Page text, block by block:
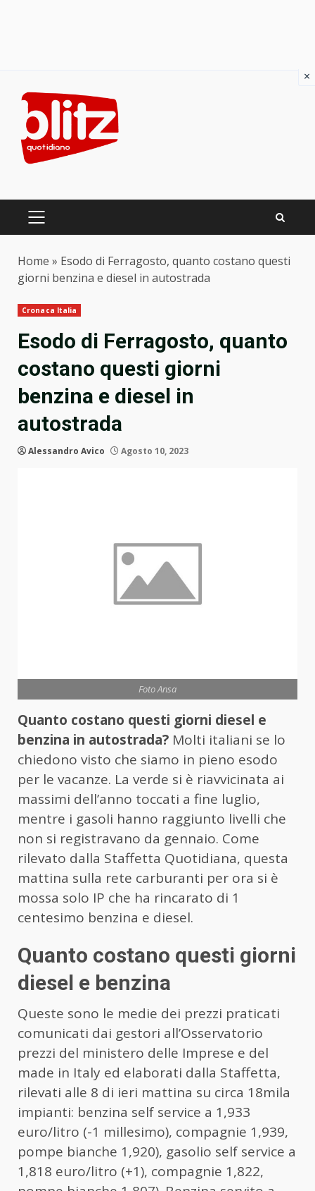
content
PRIMARY
Home » Esodo di Ferragosto, quanto costano questi
giorni benzina e diesel in autostrada
Cronaca Italia
Esodo di Ferragosto, quanto
costano questi giorni
benzina e diesel in
autostrada
Alessandro Avico Agosto 10, 2023
Foto Ansa
Quanto costano questi giorni diesel e
benzina in autostrada? Molti italiani se lo
chiedono visto che siamo in pieno esodo
per le vacanze. La verde si è riavvicinata ai
massimi dell’anno toccati a fine luglio,
mentre i gasoli hanno raggiunto livelli che
non si registravano da gennaio. Come
rilevato dalla Staffetta Quotidiana, questa
mattina sulla rete carburanti per ora si è
mossa solo IP che ha rincarato di 1
centesimo benzina e diesel.
Quanto costano questi giorni
diesel e benzina
Queste sono le medie dei prezzi praticati
comunicati dai gestori all’Osservatorio
prezzi del ministero delle Imprese e del
made in Italy ed elaborati dalla Staffetta,
rilevati alle 8 di ieri mattina su circa 18mila
impianti: benzina self service a 1,933
euro/litro (-1 millesimo), compagnie 1,939,
pompe bianche 1,920), gasolio self service a
1,818 euro/litro (+1), compagnie 1,822,
×